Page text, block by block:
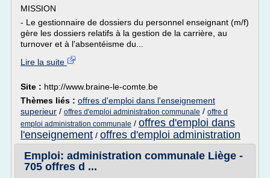
MISSION
- Le gestionnaire de dossiers du personnel enseignant (m/f)
gère les dossiers relatifs à la gestion de la carrière, au
turnover et à l'absentéisme du...
Lire la suite
Site : http://www.braine-le-comte.be
Thèmes liés : offres d'emploi dans l'enseignement
superieur / offres d'emploi administration communale / offre d
emploi administration communale / offres d'emploi dans
l'enseignement / offres d'emploi administration
Emploi: administration communale Liège -
705 offres d ...